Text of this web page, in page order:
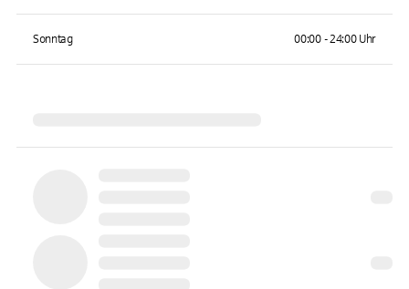
Sonntag 00:00 - 24:00 Uhr